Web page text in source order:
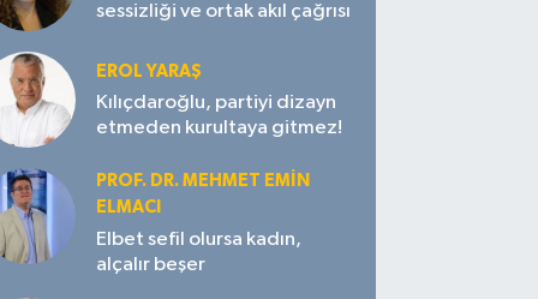
sessizliği ve ortak akıl çağrısı
EROL YARAŞ
Kılıçdaroğlu, partiyi dizayn
etmeden kurultaya gitmez!
PROF. DR. MEHMET EMIN
ELMACI
Elbet sefil olursa kadın,
alçalır beşer